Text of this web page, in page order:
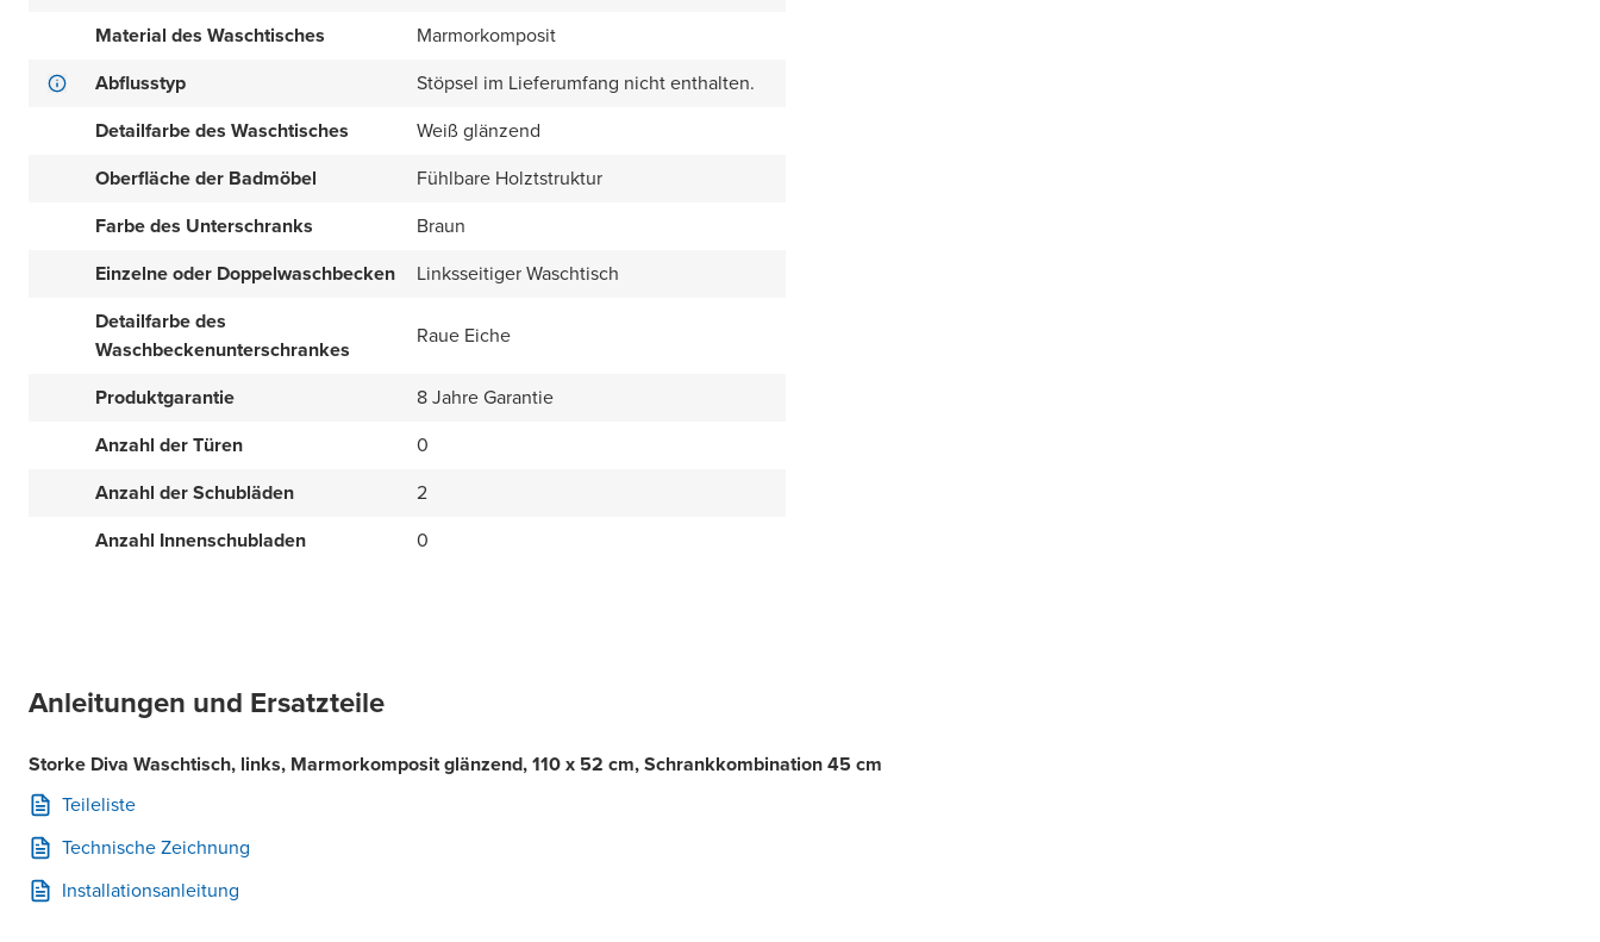
Material des Waschtisches
Marmorkomposit
Abflusstyp
Stöpsel im Lieferumfang nicht enthalten.
Detailfarbe des Waschtisches
Weiß glänzend
Oberfläche der Badmöbel
Fühlbare Holztstruktur
Farbe des Unterschranks
Braun
Einzelne oder Doppelwaschbecken
Linksseitiger Waschtisch
Detailfarbe des
Waschbeckenunterschrankes
Raue Eiche
Produktgarantie
8 Jahre Garantie
Anzahl der Türen
0
Anzahl der Schubläden
2
Anzahl Innenschubladen
0
Anleitungen und Ersatzteile
Storke Diva Waschtisch, links, Marmorkomposit glänzend, 110 x 52 cm, Schrankkombination 45 cm
Teileliste
Technische Zeichnung
Installationsanleitung